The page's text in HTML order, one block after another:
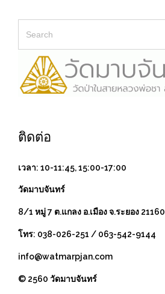
ติดต่อ
เวลา: 10-11:45, 15:00-17:00
วัดมาบจันทร์
8/1 หมู่ 7 ต.แกลง อ.เมือง จ.ระยอง 21160
โทร: 038-026-251 / 063-542-9144
info@watmarpjan.com
© 2560 วัดมาบจันทร์